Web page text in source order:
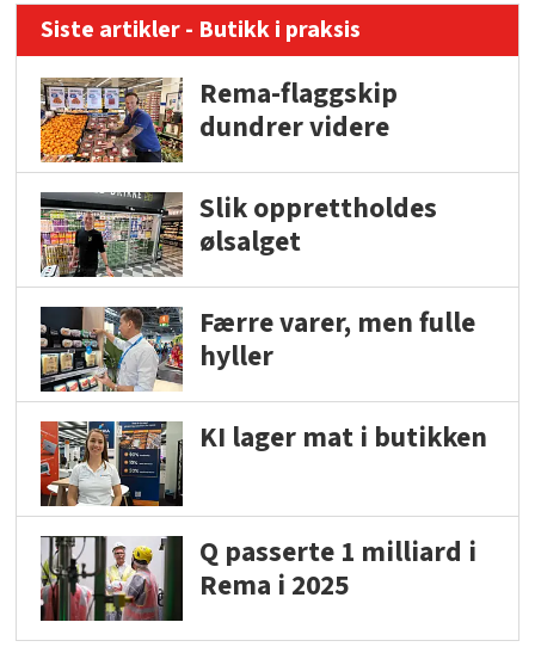
Siste artikler - Butikk i praksis
Rema-flaggskip
dundrer videre
Slik opprettholdes
ølsalget
Færre varer, men fulle
hyller
KI lager mat i butikken
Q passerte 1 milliard i
Rema i 2025